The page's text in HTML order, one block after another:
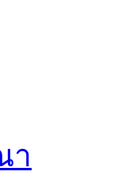
า